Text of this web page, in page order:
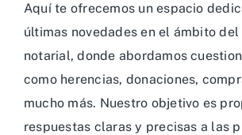
Aquí te ofrecemos un espacio
últimas novedades en el ámbito
notarial, donde abordamos
como herencias, donaciones,
mucho más. Nuestro objetivo es
respuestas claras y precisas a las